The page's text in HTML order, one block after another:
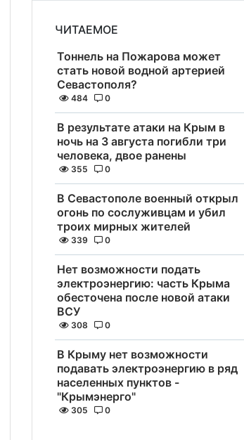
ЧИТАЕМОЕ
Тоннель на Пожарова может
стать новой водной артерией
Севастополя?
484 0
В результате атаки на Крым в
ночь на 3 августа погибли три
человека, двое ранены
355 0
В Севастополе военный открыл
огонь по сослуживцам и убил
троих мирных жителей
339 0
Нет возможности подать
электроэнергию: часть Крыма
обесточена после новой атаки
ВСУ
308 0
В Крыму нет возможности
подавать электроэнергию в ряд
населенных пунктов -
"Крымэнерго"
305 0